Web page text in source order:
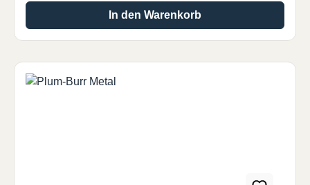
In den Warenkorb